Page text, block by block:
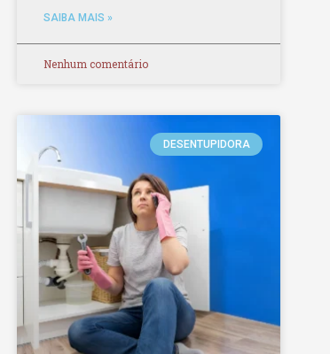
SAIBA MAIS »
Nenhum comentário
DESENTUPIDORA